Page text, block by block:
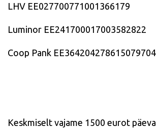
LHV EE027700771001366179
Luminor EE241700017003582822
Coop Pank EE364204278615079704
Keskmiselt vajame 1500 eurot